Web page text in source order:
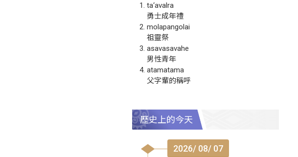
ta‘avalra
勇士成年禮
molapangolai
祖靈祭
asavasavahe
男性青年
atamatama
父字輩的稱呼
歷史上的今天
2026/ 08/ 07